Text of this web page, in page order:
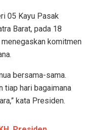
05 Kayu Pasak
Barat, pada 18
komitmen
bersama-sama.
tiap hari bagaimana
kata Presiden.